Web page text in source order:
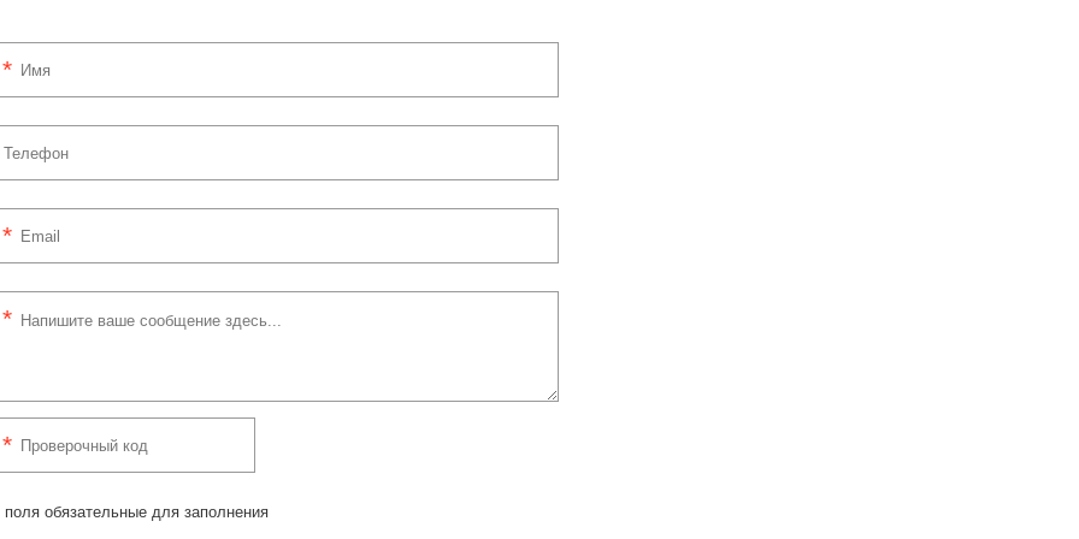
обязательные для заполнения